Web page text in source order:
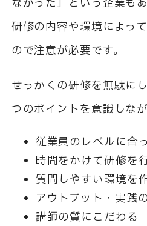
なかった」という企業もあ
研修の内容や環境によっ
ので注意が必要です。
せっかくの研修を無駄に
つのポイントを意識しな
従業員のレベルに合
時間をかけて研修を
質問しやすい環境を
アウトプット・実践
講師の質にこだわる